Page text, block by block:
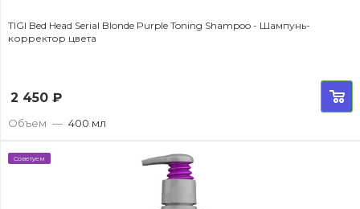
TIGI Bed Head Serial Blonde Purple Toning Shampoo - Шампунь-
корректор цвета
2 450 ₽
Объем — 400 мл
Советуем